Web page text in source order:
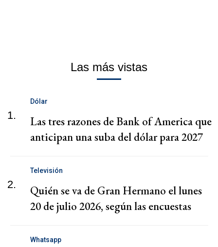
Las más vistas
1.
Dólar
Las tres razones de Bank of America que
anticipan una suba del dólar para 2027
2.
Televisión
Quién se va de Gran Hermano el lunes
20 de julio 2026, según las encuestas
Whatsapp